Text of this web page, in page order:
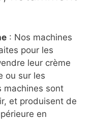
: Nos machines
pour les
leur crème
ou sur les
machines sont
et produisent de
en